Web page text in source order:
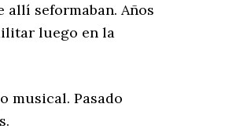
seformaban. Años
luego en la
musical. Pasado